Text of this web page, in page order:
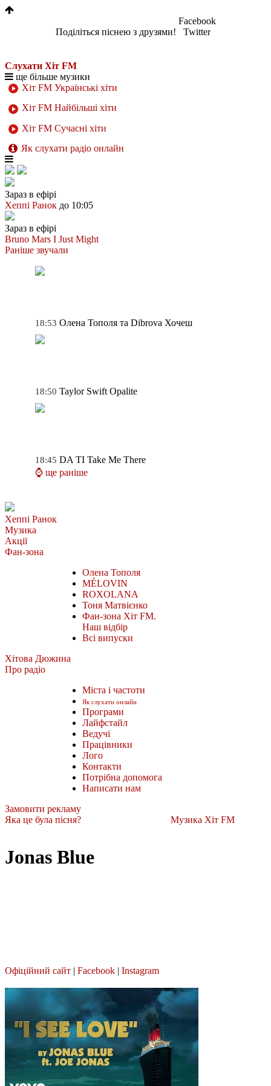
Поділіться піснею з друзями!
Facebook
Twitter
Слухати Хіт FM
ще більше музики
Хіт FM Українські хіти
Хіт FM Найбільші хіти
Хіт FM Сучасні хіти
Як слухати радіо онлайн
Зараз в ефірі
Хеппі Ранок до 10:05
Зараз в ефірі
Bruno Mars I Just Might
Раніше звучали
18:53 Олена Тополя та Dibrova Хочеш
18:50 Taylor Swift Opalite
18:45 DA TI Take Me There
⌚ ще раніше
Хеппі Ранок
Музика
Акції
Фан-зона
Олена Тополя
MÉLOVIN
ROXOLANA
Тоня Матвієнко
Фан-зона Хіт FM.
Наш відбір
Всі випуски
Хітова Дюжина
Про радіо
Міста і частоти
Як слухати онлайн
Програми
Лайфстайл
Ведучі
Працівники
Лого
Контакти
Потрібна допомога
Написати нам
Замовити рекламу
Яка це була пісня?
Музика Хіт FM
Jonas Blue
Офіційний сайт | Facebook | Instagram